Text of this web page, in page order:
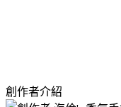
創作者介紹